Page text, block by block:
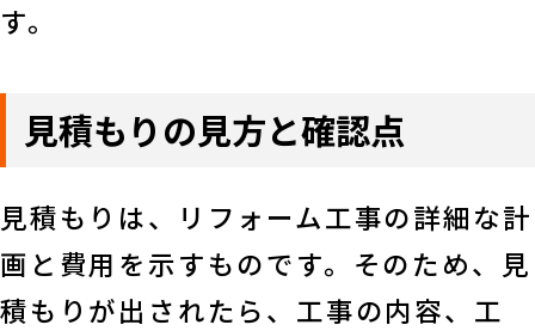
す。
見積もりの見方と確認点
見積もりは、リフォーム工事の詳細な計
画と費用を示すものです。そのため、見
積もりが出されたら、工事の内容、工